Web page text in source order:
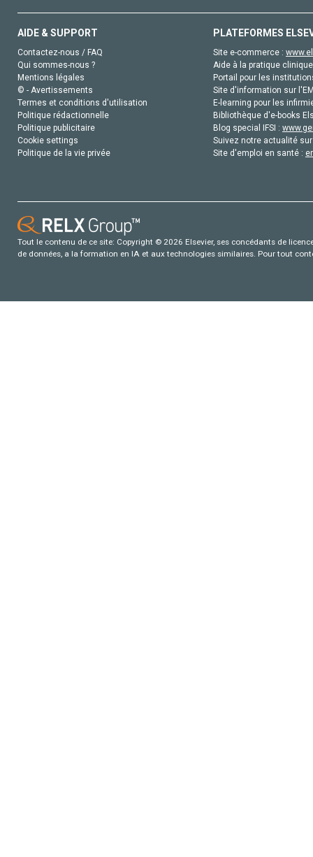
AIDE & SUPPORT
Contactez-nous / FAQ
Qui sommes-nous ?
Mentions légales
© - Avertissements
Termes et conditions d'utilisation
Politique rédactionnelle
Politique publicitaire
Cookie settings
Politique de la vie privée
PLATEFORMES
Site e-commerce :
Aide à la pratique
Portail pour les
Site d'information sur
E-learning pour les
Bibliothèque d'e-books
Blog special IFSI :
Suivez notre actualité
Site d'emploi en santé :
Tout le contenu de ce site: Copyright © 2026 Elsevier, ses concédants de
de données, a la formation en IA et aux technologies similaires. Pour tout